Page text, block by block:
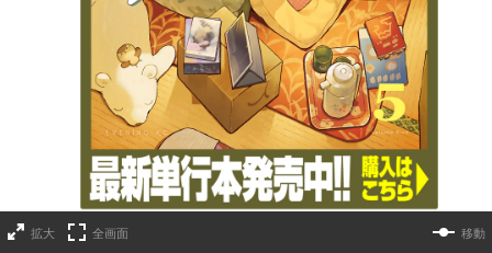
詳細ページへのリンク
拡大 全画面 移動